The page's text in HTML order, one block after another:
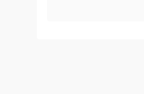
至少 8GB 内存（建议